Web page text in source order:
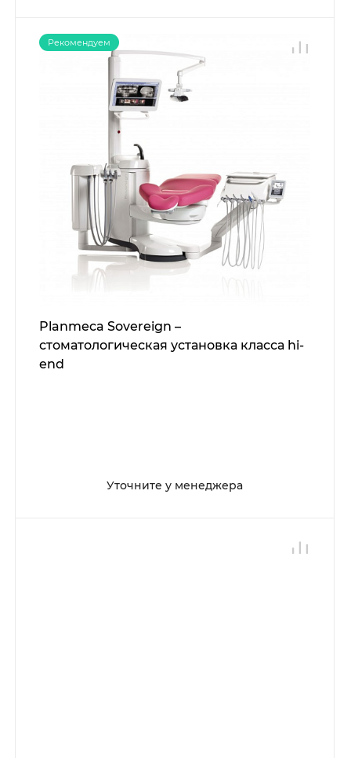
Рекомендуем
Planmeca Sovereign –
стоматологическая установка класса hi-
end
Уточните у менеджера